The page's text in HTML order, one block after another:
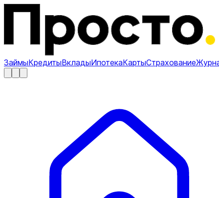
ЗаймыКредитыВкладыИпотекаКартыСтрахование